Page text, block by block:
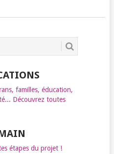
familles, éducation,
Découvrez toutes
étapes du projet !